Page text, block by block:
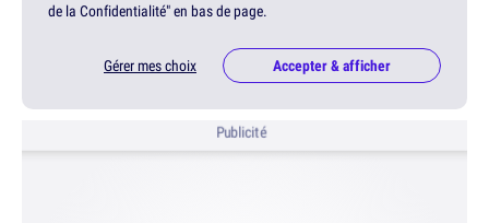
de la Confidentialité" en bas de page.
Gérer mes choix Accepter & afficher
Publicité